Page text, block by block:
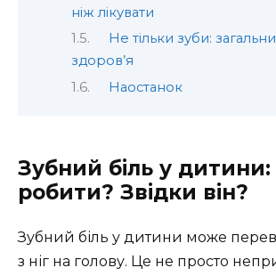
ніж лікувати
Не тільки зуби:
здоров’я
Наостанок
Зубний біль у
робити? Звідки він?
Зубний біль у дитини може
з ніг на голову. Це не просто